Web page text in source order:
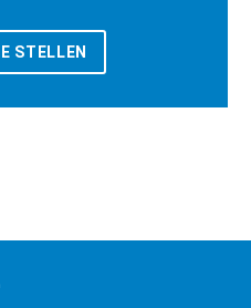
STELLEN